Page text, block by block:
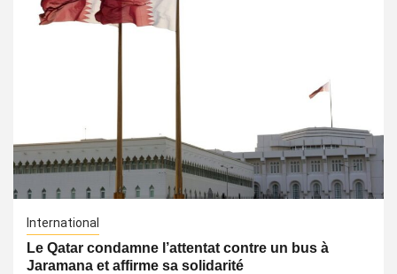
International
Le Qatar condamne l’attentat contre un bus à
Jaramana et affirme sa solidarité